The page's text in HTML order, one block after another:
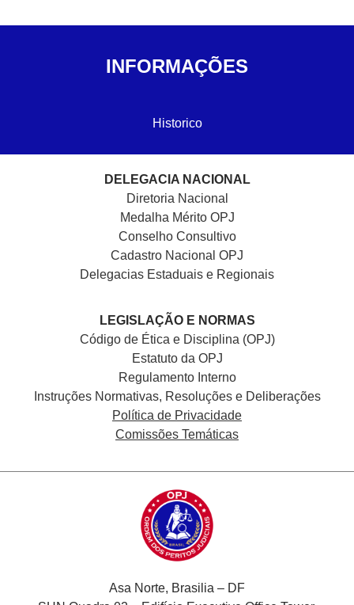
INFORMAÇÕES
Historico
DELEGACIA NACIONAL
Diretoria Nacional
Medalha Mérito OPJ
Conselho Consultivo
Cadastro Nacional OPJ
Delegacias Estaduais e Regionais
LEGISLAÇÃO E NORMAS
Código de Ética e Disciplina (OPJ)
Estatuto da OPJ
Regulamento Interno
Instruções Normativas, Resoluções e Deliberações
Política de Privacidade
Comissões Temáticas
Asa Norte, Brasilia – DF